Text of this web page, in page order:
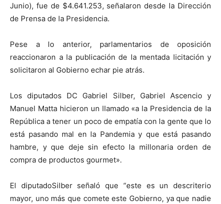
Junio), fue de $4.641.253, señalaron desde la Dirección
de Prensa de la Presidencia.
Pese a lo anterior, parlamentarios de oposición
reaccionaron a la publicación de la mentada licitación y
solicitaron al Gobierno echar pie atrás.
Los diputados DC Gabriel Silber, Gabriel Ascencio y
Manuel Matta hicieron un llamado «a la Presidencia de la
República a tener un poco de empatía con la gente que lo
está pasando mal en la Pandemia y que está pasando
hambre, y que deje sin efecto la millonaria orden de
compra de productos gourmet».
El diputadoSilber señaló que “este es un descriterio
mayor, uno más que comete este Gobierno, ya que nadie